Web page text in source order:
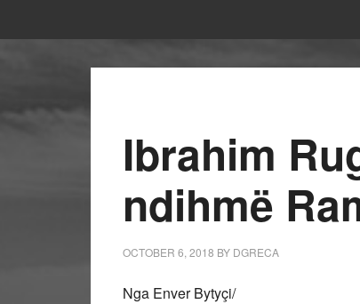
Ibrahim
ndihmë
OCTOBER 6, 2018 BY DGRECA
Nga Enver Bytyçi/